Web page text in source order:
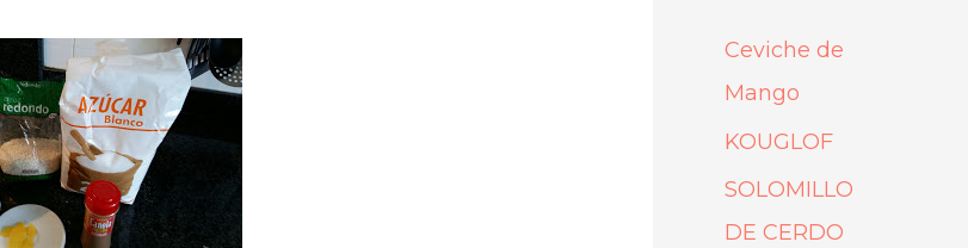
Ceviche de
Mango
KOUGLOF
SOLOMILLO
DE CERDO